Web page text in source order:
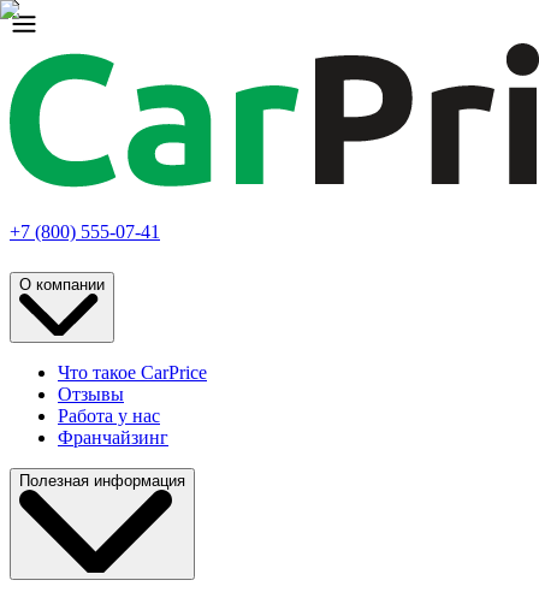
+7 (800) 555-07-41
О компании
Что такое CarPrice
Отзывы
Работа у нас
Франчайзинг
Полезная информация